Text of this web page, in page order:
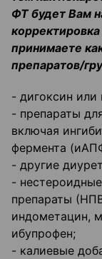
ФТ будет Вам
принимаете
препаратов/
- дигоксин или
- препараты
включая
фермента
- другие
-
препараты
индометацин,
ибупрофен;
- калиевые